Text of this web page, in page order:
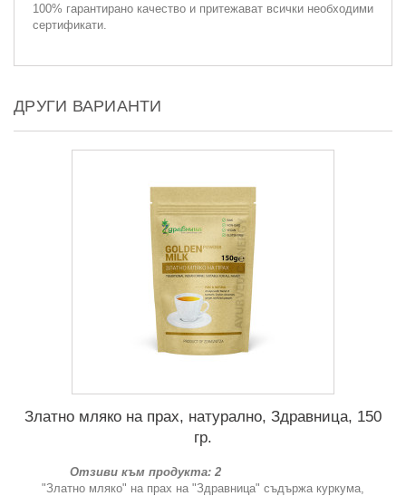
100% гарантирано качество и притежават всички необходими
сертификати.
ДРУГИ ВАРИАНТИ
Златно мляко на прах, натурално, Здравница, 150
гр.
Отзиви към продукта: 2
"Златно мляко" на прах на "Здравница" съдържа куркума,